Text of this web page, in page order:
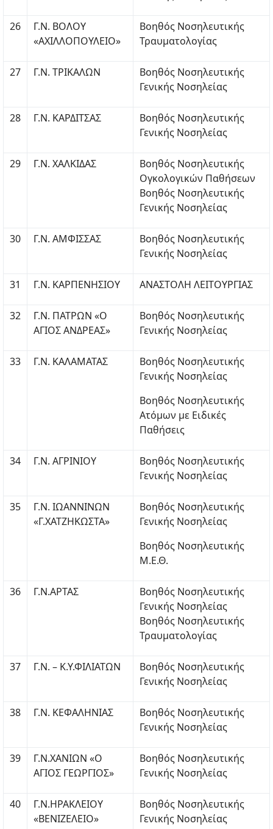
26
Γ.Ν. ΒΟΛΟΥ
«ΑΧΙΛΛΟΠΟΥΛΕΙΟ»
Βοηθός Νοσηλευτικής
Τραυματολογίας
27 Γ.Ν. ΤΡΙΚΑΛΩΝ
Βοηθός Νοσηλευτικής
Γενικής Νοσηλείας
28 Γ.Ν. ΚΑΡΔΙΤΣΑΣ
Βοηθός Νοσηλευτικής
Γενικής Νοσηλείας
29 Γ.Ν. ΧΑΛΚΙΔΑΣ
Βοηθός Νοσηλευτικής
Ογκολογικών Παθήσεων
Βοηθός Νοσηλευτικής
Γενικής Νοσηλείας
30 Γ.Ν. ΑΜΦΙΣΣΑΣ
Βοηθός Νοσηλευτικής
Γενικής Νοσηλείας
31 Γ.Ν. ΚΑΡΠΕΝΗΣΙΟΥ ΑΝΑΣΤΟΛΗ ΛΕΙΤΟΥΡΓΙΑΣ
32
Γ.Ν. ΠΑΤΡΩΝ «Ο
ΑΓΙΟΣ ΑΝΔΡΕΑΣ»
Βοηθός Νοσηλευτικής
Γενικής Νοσηλείας
33 Γ.Ν. ΚΑΛΑΜΑΤΑΣ
Βοηθός Νοσηλευτικής
Γενικής Νοσηλείας
Βοηθός Νοσηλευτικής
Ατόμων με Ειδικές
Παθήσεις
34 Γ.Ν. ΑΓΡΙΝΙΟΥ
Βοηθός Νοσηλευτικής
Γενικής Νοσηλείας
35
Γ.Ν. ΙΩΑΝΝΙΝΩΝ
«Γ.ΧΑΤΖΗΚΩΣΤΑ»
Βοηθός Νοσηλευτικής
Γενικής Νοσηλείας
Βοηθός Νοσηλευτικής
Μ.Ε.Θ.
36 Γ.Ν.ΑΡΤΑΣ
Βοηθός Νοσηλευτικής
Γενικής Νοσηλείας
Βοηθός Νοσηλευτικής
Τραυματολογίας
37 Γ.Ν. – Κ.Υ.ΦΙΛΙΑΤΩΝ
Βοηθός Νοσηλευτικής
Γενικής Νοσηλείας
38 Γ.Ν. ΚΕΦΑΛΗΝΙΑΣ
Βοηθός Νοσηλευτικής
Γενικής Νοσηλείας
39
Γ.Ν.ΧΑΝΙΩΝ «Ο
ΑΓΙΟΣ ΓΕΩΡΓΙΟΣ»
Βοηθός Νοσηλευτικής
Γενικής Νοσηλείας
40
Γ.Ν.ΗΡΑΚΛΕΙΟΥ
«ΒΕΝΙΖΕΛΕΙΟ»
Βοηθός Νοσηλευτικής
Γενικής Νοσηλείας